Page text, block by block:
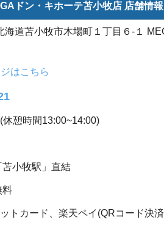
ドン・キホーテ苫小牧店 店舗情報
海道苫小牧市木場町１丁目６-１
はこちら
休憩時間13:00~14:00)
小牧駅」直結
料
トカード、楽天ペイ(QRコード決